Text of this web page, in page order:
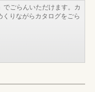
でごらんいただけます。カ
りながらカタログをごら